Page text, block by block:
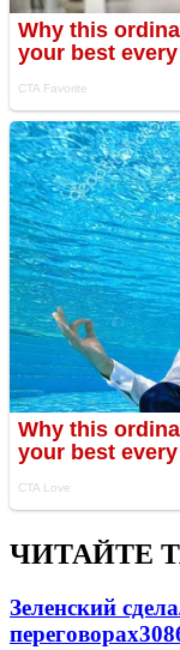
ЧИТАЙТЕ
Зеленский
переговорах